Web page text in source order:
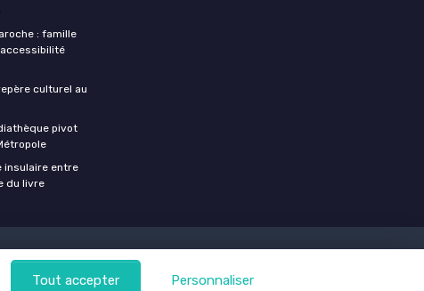
: famille
culturel au
pivot
insulaire entre
du livre
Tout accepter Personnaliser